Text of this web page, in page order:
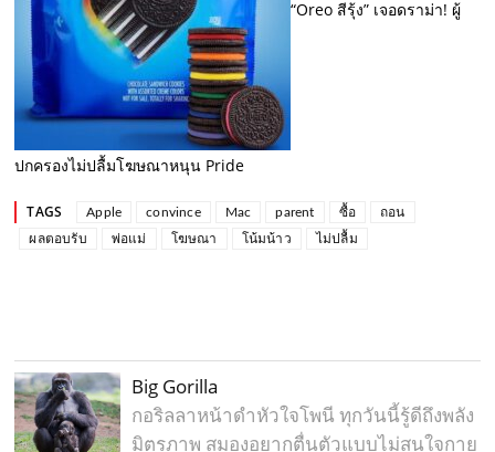
“Oreo สีรุ้ง” เจอดราม่า! ผู้
ปกครองไม่ปลื้มโฆษณาหนุน Pride
TAGS Apple convince Mac parent ซื้อ
ถอน
ผลตอบรับ
พ่อแม่ โฆษณา โน้มน้าว ไม่ปลื้ม
Big Gorilla
กอริลลาหน้าดำหัวใจโพนี ทุกวันนี้รู้ดีถึงพลัง
มิตรภาพ สมองอยากตื่นตัวแบบไม่สนใจกาย